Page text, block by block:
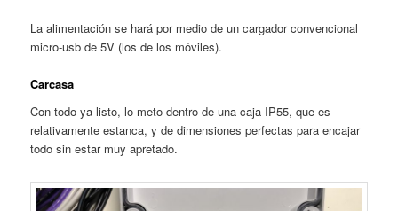
La alimentación se hará por medio de un cargador convencional
micro-usb de 5V (los de los móviles).
Carcasa
Con todo ya listo, lo meto dentro de una caja IP55, que es
relativamente estanca, y de dimensiones perfectas para encajar
todo sin estar muy apretado.